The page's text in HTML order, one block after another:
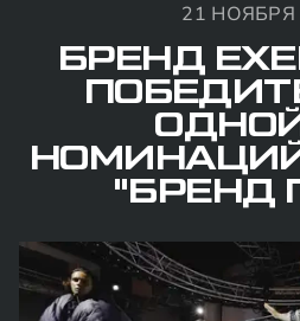
21 НОЯБРЯ
БРЕНД
"БРЕНД